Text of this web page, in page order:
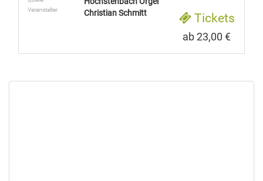
Veranstalter
Christian Schmitt
Tickets
ab 23,00 €